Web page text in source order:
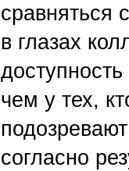
сравняться
в глазах
чем у тех,
согласно